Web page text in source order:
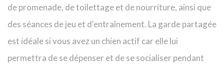
de promenade, de toilettage et de nourriture, ainsi que
des séances de jeu et d'entraînement. La garde partagée
est idéale si vous avez un chien actif car elle lui
permettra de se dépenser et de se socialiser pendant